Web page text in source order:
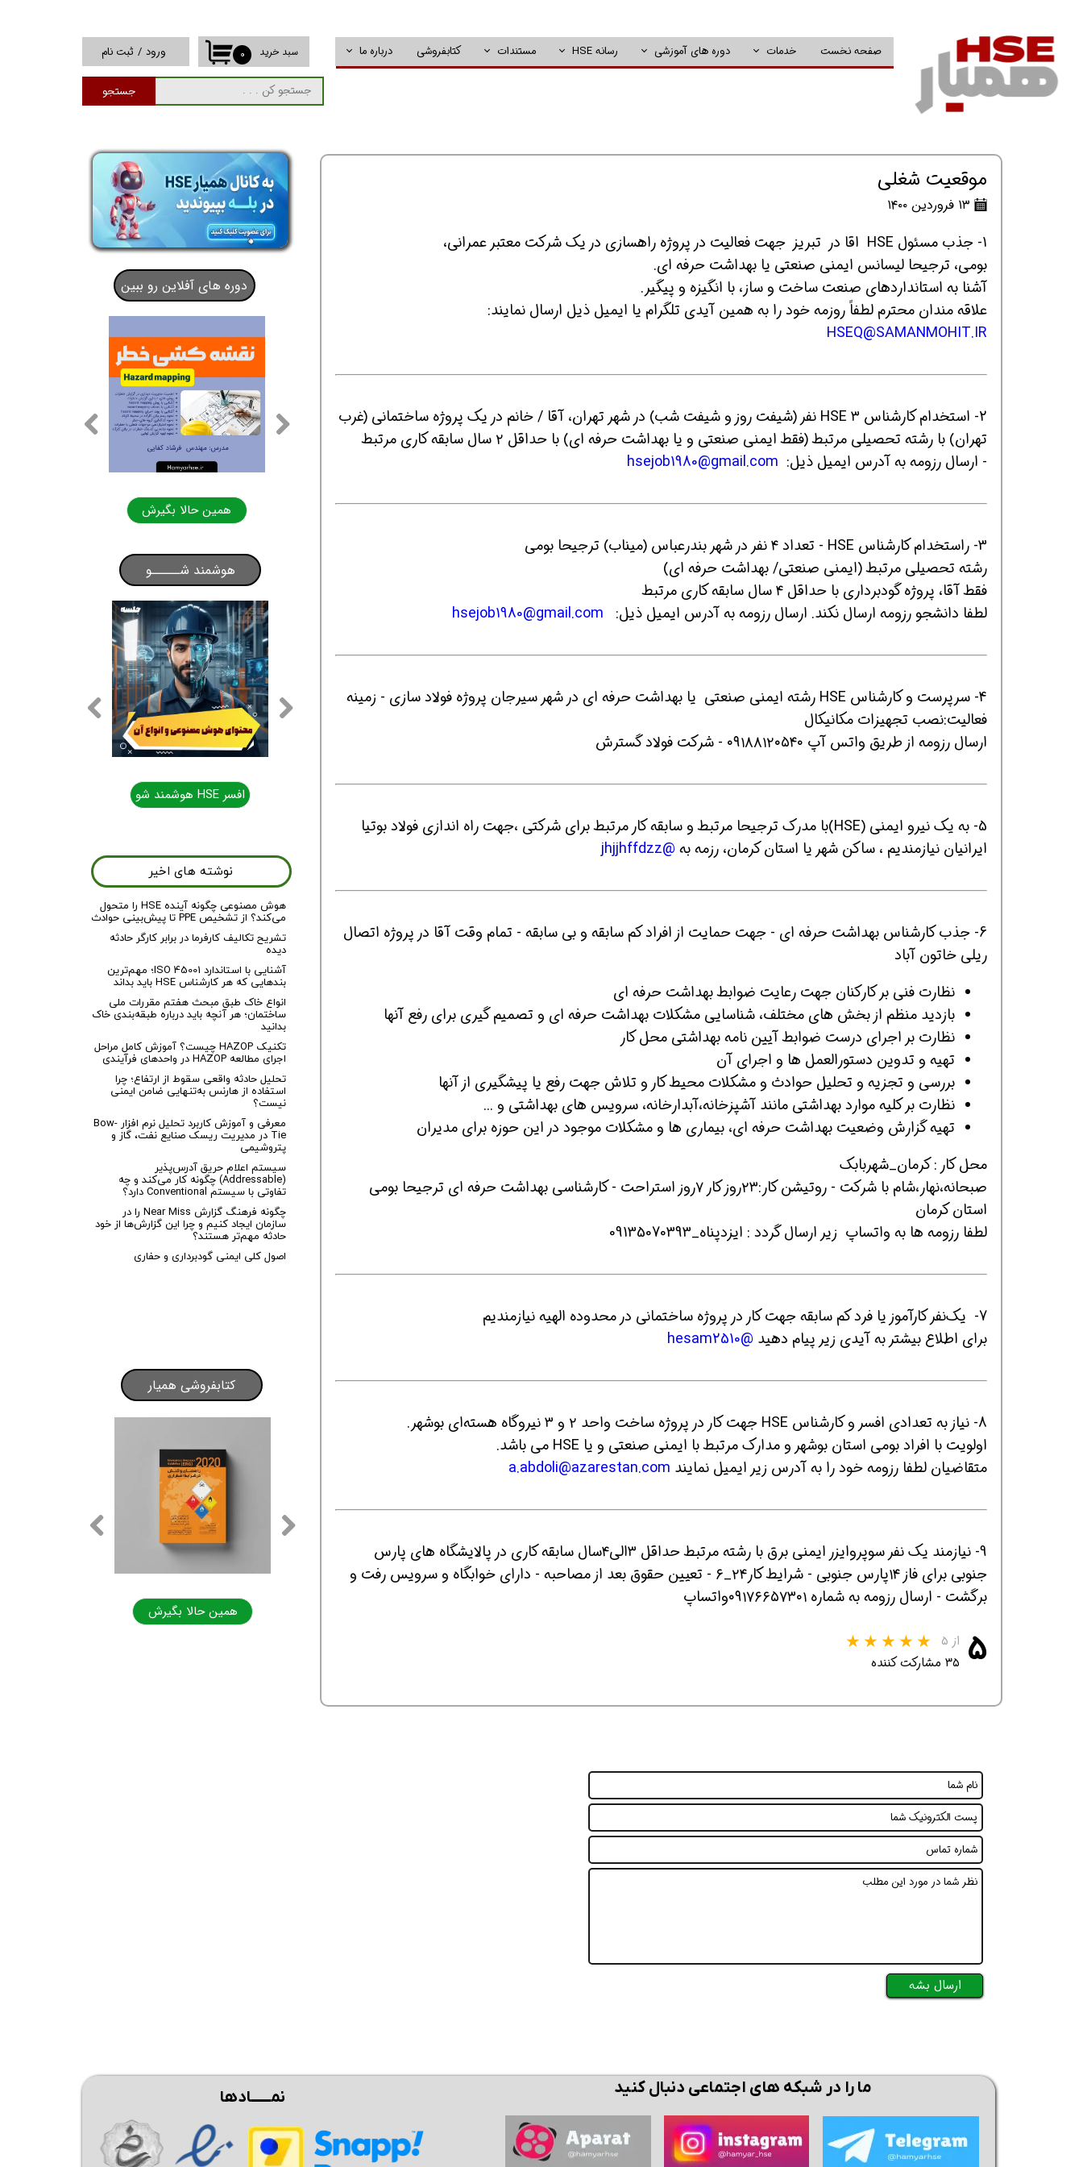
صفحه نخست خدمات دوره های آموزشی رسانه HSE
پادکست Safety Cast
مستندات کتابفروشی درباره ما
جستجو
۰ سبد خرید ورود / ثبت نام
حساب کاربری من
تغییر گذر واژه
خروج از حساب
کاربری
موقعیت شغلی
۱۳ فروردین ۱۴۰۰
1- جذب مسئول HSE اقا در تبریز جهت فعالیت در پروژه راهسازی در یک شرکت معتبر عمرانی،
بومی، ترجیحا لیسانس ایمنی صنعتی یا بهداشت حرفه ای.
آشنا به استانداردهای صنعت ساخت و ساز، با انگیزه و پیگیر.
علاقه مندان محترم لطفاً روزمه خود را به همین آیدی تلگرام یا ایمیل ذیل ارسال نمایند:
HSEQ@SAMANMOHIT.IR
2- استخدام کارشناس HSE ۳ نفر (شیفت روز و شیفت شب) در شهر تهران، آقا / خانم در یک پروژه ساختمانی (غرب
تهران) با رشته تحصیلی مرتبط (فقط ایمنی صنعتی و یا بهداشت حرفه ای) با حداقل ۲ سال سابقه کاری مرتبط
- ارسال رزومه به آدرس ایمیل ذیل: hsejob1980@gmail.com
3- راستخدام کارشناس HSE - تعداد ۴ نفر در شهر بندرعباس (میناب) ترجیحا بومی
رشته تحصیلی مرتبط (ایمنی صنعتی/ بهداشت حرفه ای)
فقط آقا، پروژه گودبرداری با حداقل ۴ سال سابقه کاری مرتبط
لطفا دانشجو رزومه ارسال نکند. ارسال رزومه به آدرس ایمیل ذیل: hsejob1980@gmail.com
4- سرپرست و کارشناس HSE رشته ایمنی صنعتی یا بهداشت حرفه ای در شهر سیرجان پروژه فولاد سازی - زمینه
فعالیت:نصب تجهیزات مکانیکال
ارسال رزومه از طریق واتس آپ ۰۹۱۸۸۱۲۰۵۴۰ - شرکت فولاد گسترش
5- به یک نیرو ایمنی (HSE)با مدرک ترجیحا مرتبط و سابقه کار مرتبط برای شرکتی ،جهت راه اندازی فولاد بوتیا
ایرانیان نیازمندیم ، ساکن شهر یا استان کرمان، رزمه به @jhjjhffdzz
6- جذب کارشناس بهداشت حرفه ای - جهت حمایت از افراد کم سابقه و بی سابقه - تمام وقت آقا در پروژه اتصال
ریلی خاتون آباد
نظارت فنی بر کارکنان جهت رعایت ضوابط بهداشت حرفه ای
بازدید منظم از بخش های مختلف، شناسایی مشکلات بهداشت حرفه ای و تصمیم گیری برای رفع آنها
نظارت بر اجرای درست ضوابط آیین نامه بهداشتی محل کار
تهیه و تدوین دستورالعمل ها و اجرای آن
بررسی و تجزیه و تحلیل حوادث و مشکلات محیط کار و تلاش جهت رفع یا پیشگیری از آنها
نظارت بر کلیه موارد بهداشتی مانند آشپزخانه،آبدارخانه، سرویس های بهداشتی و ...
تهیه گزارش وضعیت بهداشت حرفه ای، بیماری ها و مشکلات موجود در این حوزه برای مدیران
محل کار : کرمان_شهربابک
صبحانه،نهار،شام با شرکت - روتیشن کار:۲۳روز کار ۷روز استراحت - کارشناسی بهداشت حرفه ای ترجیحا بومی
استان کرمان
لطفا رزومه ها به واتساپ زیر ارسال گردد : ایزدپناه_09135070393
7- یک‌نفر کارآموز یا فرد کم سابقه جهت کار در پروژه ساختمانی در محدوده الهیه نیازمندیم
برای اطلاع بیشتر به آیدی زیر پیام دهید @hesam2510
8- نیاز به تعدادی افسر و کارشناس HSE جهت کار در پروژه ساخت واحد ۲ و ۳ نیروگاه هسته‌ای بوشهر.
اولویت با افراد بومی استان بوشهر و مدارک مرتبط با ایمنی صنعتی و یا HSE می باشد.
متقاضیان لطفا رزومه خود را به آدرس زیر ایمیل نمایند a.abdoli@azarestan.com
9- نیازمند یک نفر سوپروایزر ایمنی برق با رشته مرتبط حداقل ۳الی۴سال سابقه کاری در پالایشگاه های پارس
جنوبی برای فاز ۱۴پارس جنوبی - شرایط کار۲۴_۶ - تعیین حقوق بعد از مصاحبه - دارای خوابگاه و سرویس رفت و
برگشت - ارسال رزومه به شماره ۰۹۱۷۶۶۵۷۳۰۱واتساپ
۵ از ۵
۳۵ مشارکت کننده
هوش مصنوعی چگونه آینده HSE را متحول
می‌کند؟ از تشخیص PPE تا پیش‌بینی حوادث
تشریح تکالیف کارفرما در برابر کارگر حادثه
دیده
آشنایی با استاندارد ISO 45001؛ مهم‌ترین
بندهایی که هر کارشناس HSE باید بداند
انواع خاک طبق مبحث هفتم مقررات ملی
ساختمان؛ هر آنچه باید درباره طبقه‌بندی خاک
بدانید
تکنیک HAZOP چیست؟ آموزش کامل مراحل
اجرای مطالعه HAZOP در واحدهای فرآیندی
تحلیل حادثه واقعی سقوط از ارتفاع؛ چرا
استفاده از هارنس به‌تنهایی ضامن ایمنی
نیست؟
معرفی و آموزش کاربرد تحلیل نرم افزار Bow-
Tie در مدیریت ریسک صنایع نفت، گاز و
پتروشیمی
سیستم اعلام حریق آدرس‌پذیر
(Addressable) چگونه کار می‌کند و چه
تفاوتی با سیستم Conventional دارد؟
چگونه فرهنگ گزارش Near Miss را در
سازمان ایجاد کنیم و چرا این گزارش‌ها از خود
حادثه مهم‌تر هستند؟
اصول کلی ایمنی گودبرداری و حفاری
نوشته های اخیر
ارسال بشه
همین حالا بگیرش همین حالا بگیرش همین حالا بگیرش همین حالا بگیرش همین حالا بگیرش همین حالا بگیرش
دوره های آفلاین رو ببین
کتابفروشی همیار
همین حالا بگیرش همین حالا بگیرش همین حالا بگیرش همین حالا بگیرش
هوشمند شـــــو
افسر HSE هوشمند شو
ما را در شبکه های اجتماعی دنبال کنید نمــــــادها